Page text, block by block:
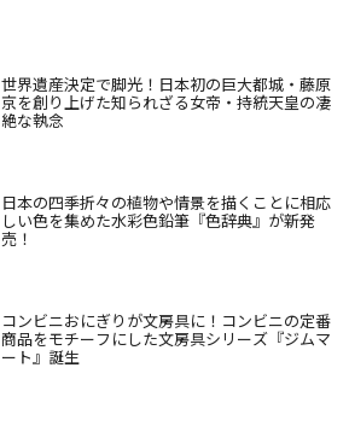
世界遺産決定で脚光！日本初の巨大都城・藤原
京を創り上げた知られざる女帝・持統天皇の凄
絶な執念
日本の四季折々の植物や情景を描くことに相応
しい色を集めた水彩色鉛筆『色辞典』が新発
売！
コンビニおにぎりが文房具に！コンビニの定番
商品をモチーフにした文房具シリーズ『ジムマ
ート』誕生